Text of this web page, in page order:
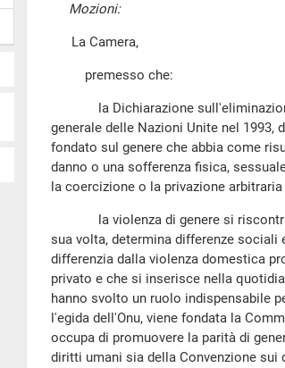
Mozioni:
La Camera,
premesso che:
la Dichiarazione sull'eliminazione
generale delle Nazioni Unite nel 1993,
fondato sul genere che abbia come
danno o una sofferenza fisica,
la coercizione o la privazione
la violenza di genere si riscontra
sua volta, determina differenze sociali
differenzia dalla violenza domestica
privato e che si inserisce nella
hanno svolto un ruolo indispensabile
l'egida dell'Onu, viene fondata la
occupa di promuovere la parità di
diritti umani sia della Convenzione